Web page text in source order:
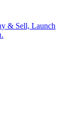
& Sell, Launch